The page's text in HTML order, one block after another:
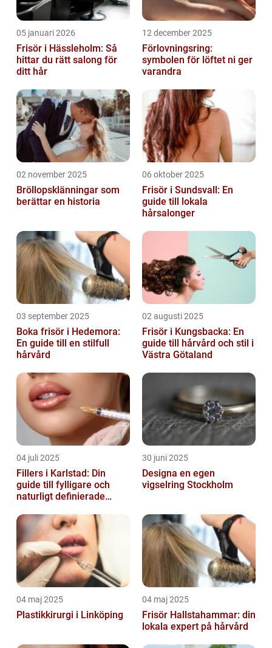
05 januari 2026
Frisör i Hässleholm: Så
hittar du rätt salong för
ditt hår
12 december 2025
Förlovningsring:
symbolen för löftet ni ger
varandra
02 november 2025
Bröllopsklänningar som
berättar en historia
06 oktober 2025
Frisör i Sundsvall: En
guide till lokala
hårsalonger
03 september 2025
Boka frisör i Hedemora:
En guide till en stilfull
hårvård
02 augusti 2025
Frisör i Kungsbacka: En
guide till hårvård och stil i
Västra Götaland
04 juli 2025
Fillers i Karlstad: Din
guide till fylligare och
naturligt definierade
30 juni 2025
Designa en egen
vigselring Stockholm
04 maj 2025
Plastikkirurgi i Linköping
04 maj 2025
Frisör Hallstahammar: din
lokala expert på hårvård